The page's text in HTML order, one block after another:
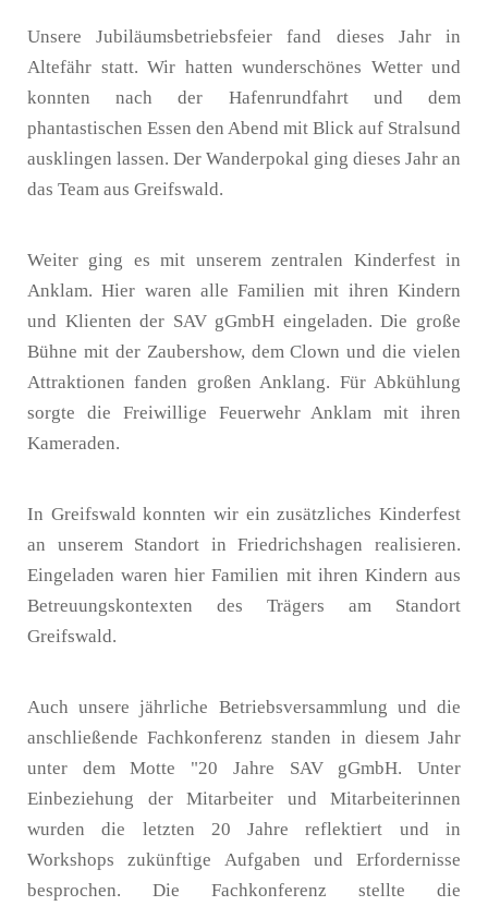
Unsere Jubiläumsbetriebsfeier fand dieses Jahr in
Altefähr statt. Wir hatten wunderschönes Wetter und
konnten nach der Hafenrundfahrt und dem
phantastischen Essen den Abend mit Blick auf Stralsund
ausklingen lassen. Der Wanderpokal ging dieses Jahr an
das Team aus Greifswald.
Weiter ging es mit unserem zentralen Kinderfest in
Anklam. Hier waren alle Familien mit ihren Kindern
und Klienten der SAV gGmbH eingeladen. Die große
Bühne mit der Zaubershow, dem Clown und die vielen
Attraktionen fanden großen Anklang. Für Abkühlung
sorgte die Freiwillige Feuerwehr Anklam mit ihren
Kameraden.
In Greifswald konnten wir ein zusätzliches Kinderfest
an unserem Standort in Friedrichshagen realisieren.
Eingeladen waren hier Familien mit ihren Kindern aus
Betreuungskontexten des Trägers am Standort
Greifswald.
Auch unsere jährliche Betriebsversammlung und die
anschließende Fachkonferenz standen in diesem Jahr
unter dem Motte "20 Jahre SAV gGmbH. Unter
Einbeziehung der Mitarbeiter und Mitarbeiterinnen
wurden die letzten 20 Jahre reflektiert und in
Workshops zukünftige Aufgaben und Erfordernisse
besprochen. Die Fachkonferenz stellte die